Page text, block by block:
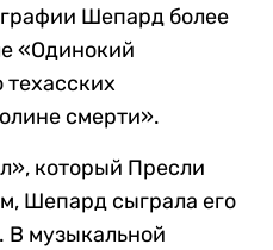
Шепард более
«Одинокий
смерти».
который Пресли
Шепард сыграла его
В музыкальной